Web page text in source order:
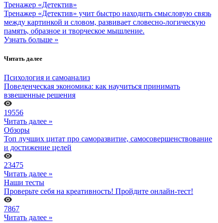
Тренажер «Детектив»
Тренажер «Детектив» учит быстро находить смысловую связь
между картинкой и словом, развивает словесно-логическую
память, образное и творческое мышление.
Узнать больше »
Читать далее
Психология и самоанализ
Поведенческая экономика: как научиться принимать
взвешенные решения
19556
Читать далее »
Обзоры
Топ лучших цитат про саморазвитие, самосовершенствование
и достижение целей
23475
Читать далее »
Наши тесты
Проверьте себя на креативность! Пройдите онлайн-тест!
7867
Читать далее »